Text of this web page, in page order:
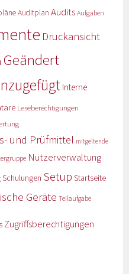
Auditplan Audits Aufgaben
Druckansicht
Geändert
Interne
Leseberechtigungen
und Prüfmittel mitgeltende
Nutzerverwaltung
Schulungen Setup Startseite
Geräte Teilaufgabe
Zugriffsberechtigungen